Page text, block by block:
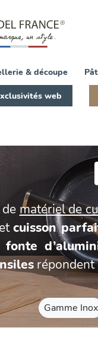
& découpe
web
matériel de
etcuisson
répondent
Gamme Inox